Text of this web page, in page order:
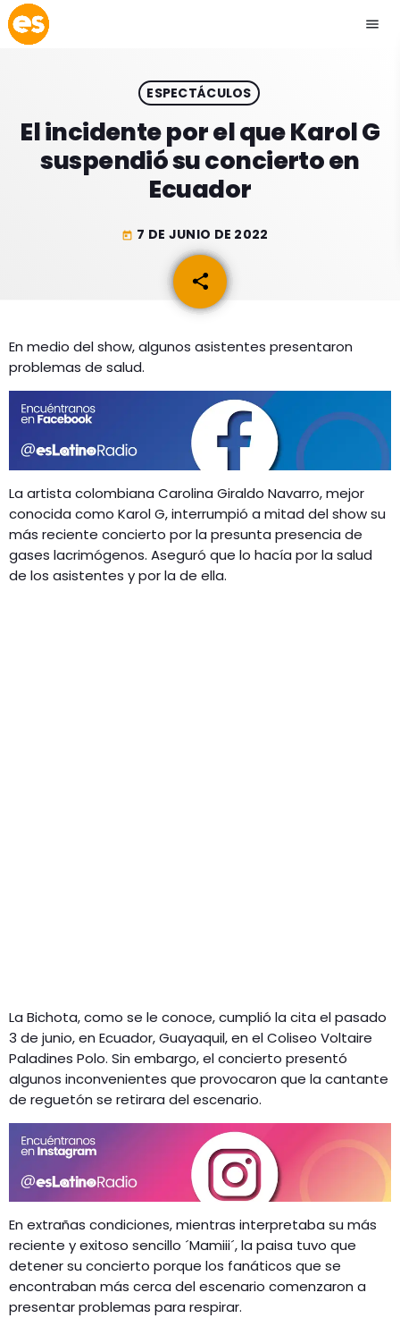
menu
play_arrow EMISIÓN LA PAZ
play_arrow EMISIÓN COCHABAMBA
ACTUALIDAD
ESPECTÁCULOS
GEEKERS
PROGRAMACIÓN
INICIO
RADIO SPLENDID
CONTACTO
ESPECTÁCULOS
El incidente por el que Karol G
suspendió su concierto en
Ecuador
today 7 DE JUNIO DE 2022
share
email
En medio del show, algunos asistentes presentaron
problemas de salud.
La artista colombiana Carolina Giraldo Navarro, mejor
conocida como Karol G, interrumpió a mitad del show su
más reciente concierto por la presunta presencia de
gases lacrimógenos. Aseguró que lo hacía por la salud
de los asistentes y por la de ella.
La Bichota, como se le conoce, cumplió la cita el pasado
3 de junio, en Ecuador, Guayaquil, en el Coliseo Voltaire
Paladines Polo. Sin embargo, el concierto presentó
algunos inconvenientes que provocaron que la cantante
de reguetón se retirara del escenario.
En extrañas condiciones, mientras interpretaba su más
reciente y exitoso sencillo ´Mamiii´, la paisa tuvo que
detener su concierto porque los fanáticos que se
encontraban más cerca del escenario comenzaron a
presentar problemas para respirar.